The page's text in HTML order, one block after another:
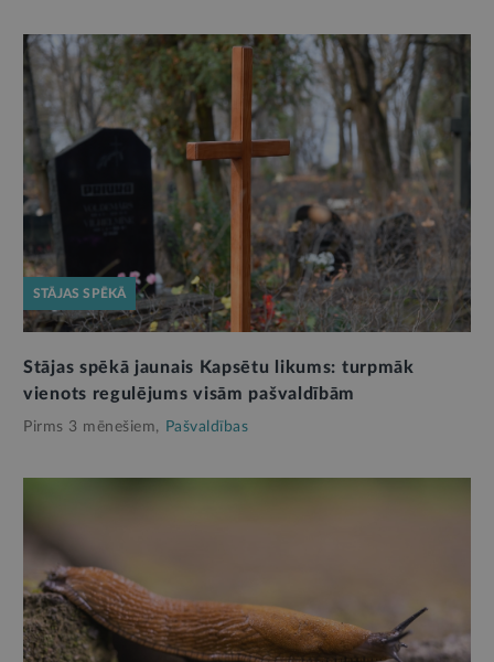
STĀJAS SPĒKĀ
Stājas spēkā jaunais Kapsētu likums: turpmāk
vienots regulējums visām pašvaldībām
Pirms 3 mēnešiem, Pašvaldības